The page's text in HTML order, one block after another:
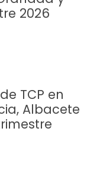
2026
TCP en
Albacete